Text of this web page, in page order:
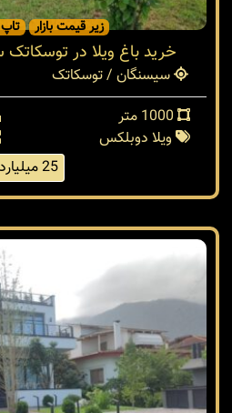
زیر قیمت بازار
خرید باغ ویلا در توسکاتک
سیسنگان / توسکاتک
ویلا دوبلکس
25 میلیارد